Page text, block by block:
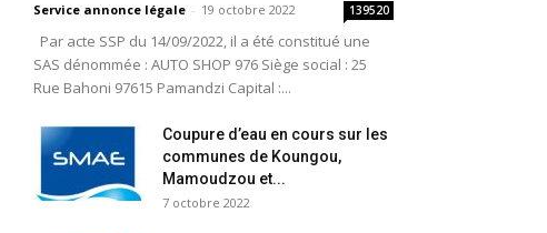
Service annonce légale - 19 octobre 2022 139520
Par acte SSP du 14/09/2022, il a été constitué une
SAS dénommée : AUTO SHOP 976 Siège social : 25
Rue Bahoni 97615 Pamandzi Capital :...
Coupure d’eau en cours sur les
communes de Koungou,
Mamoudzou et...
7 octobre 2022